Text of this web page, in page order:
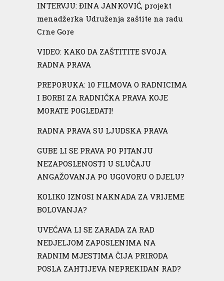
INTERVJU: ĐINA JANKOVIĆ, projekt
menadžerka Udruženja zaštite na radu
Crne Gore
VIDEO: KAKO DA ZAŠTITITE SVOJA
RADNA PRAVA
PREPORUKA: 10 FILMOVA O RADNICIMA
I BORBI ZA RADNIČKA PRAVA KOJE
MORATE POGLEDATI!
RADNA PRAVA SU LJUDSKA PRAVA
GUBE LI SE PRAVA PO PITANJU
NEZAPOSLENOSTI U SLUČAJU
ANGAŽOVANJA PO UGOVORU O DJELU?
KOLIKO IZNOSI NAKNADA ZA VRIJEME
BOLOVANJA?
UVEĆAVA LI SE ZARADA ZA RAD
NEDJELJOM ZAPOSLENIMA NA
RADNIM MJESTIMA ČIJA PRIRODA
POSLA ZAHTIJEVA NEPREKIDAN RAD?